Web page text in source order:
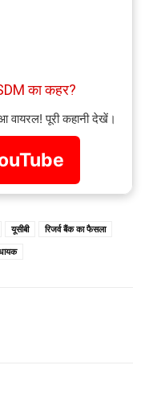
का कहर?
वायरल! पूरी कहानी देखें।
यूसीबी
रिजर्व बैंक का फैसला